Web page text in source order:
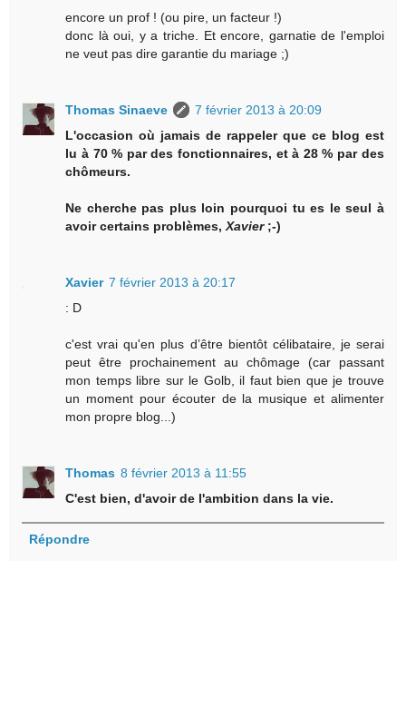
encore un prof ! (ou pire, un facteur !)
donc là oui, y a triche. Et encore, garnatie de l'emploi
ne veut pas dire garantie du mariage ;)
Thomas Sinaeve
7 février 2013 à 20:09
L'occasion où jamais de rappeler que ce blog est
lu à 70 % par des fonctionnaires, et à 28 % par des
chômeurs.
Ne cherche pas plus loin pourquoi tu es le seul à
avoir certains problèmes,Xavier;-)
Xavier 7 février 2013 à 20:17
: D
c'est vrai qu'en plus d’être bientôt célibataire, je serai
peut être prochainement au chômage (car passant
mon temps libre sur le Golb, il faut bien que je trouve
un moment pour écouter de la musique et alimenter
mon propre blog...)
Thomas 8 février 2013 à 11:55
C'est bien, d'avoir de l'ambition dans la vie.
Répondre